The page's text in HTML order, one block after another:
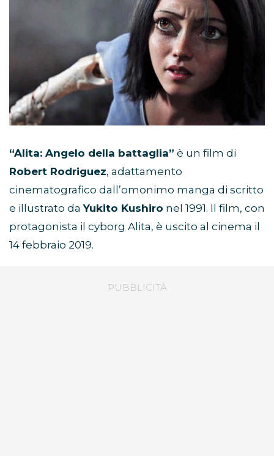
“Alita: Angelo della battaglia” è un film di
Robert Rodriguez, adattamento
cinematografico dall’omonimo manga di scritto
e illustrato daYukito Kushiro nel 1991. Il film, con
protagonista il cyborg Alita, è uscito al cinema il
14 febbraio 2019.